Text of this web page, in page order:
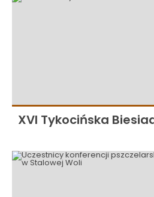
XVI Tykocińska